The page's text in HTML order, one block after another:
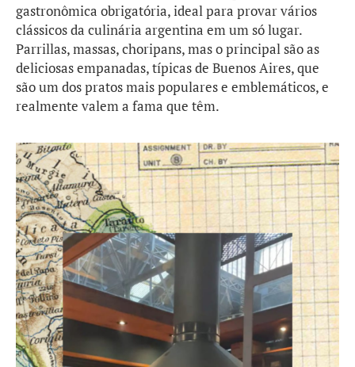
gastronômica obrigatória, ideal para provar vários
clássicos da culinária argentina em um só lugar.
Parrillas, massas, choripans, mas o principal são as
deliciosas empanadas, típicas de Buenos Aires, que
são um dos pratos mais populares e emblemáticos, e
realmente valem a fama que têm.